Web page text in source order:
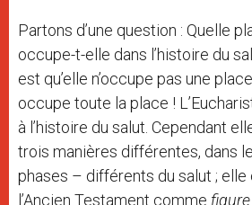
Partons d’une question : Quelle
occupe-t-elle dans l’histoire du
est qu’elle n’occupe pas une
occupe toute la place !
à l’histoire du salut. Cependant
trois manières différentes, dans
phases – différents du salut ;
l’Ancien Testament comme figure